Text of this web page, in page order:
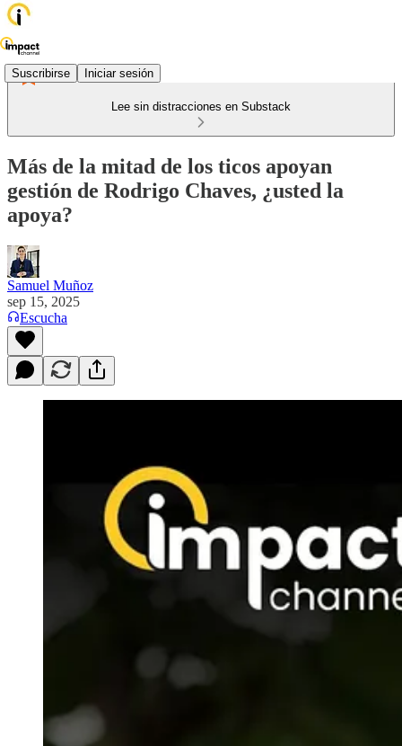
Suscribirse Iniciar sesión
Lee sin distracciones en Substack
Más de la mitad de los ticos apoyan
gestión de Rodrigo Chaves, ¿usted la
apoya?
Samuel Muñoz
sep 15, 2025
Escucha